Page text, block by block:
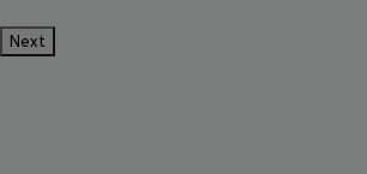
Next